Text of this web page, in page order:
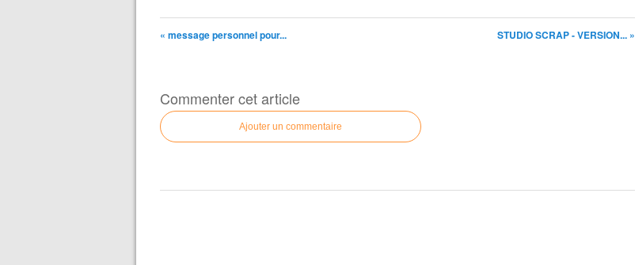
« message personnel pour... STUDIO SCRAP - VERSION... »
Commenter cet article
Ajouter un commentaire